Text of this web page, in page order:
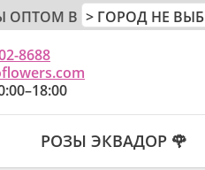
ОПТОМ В
8688
РОЗЫ ЭКВАДОР 🌹